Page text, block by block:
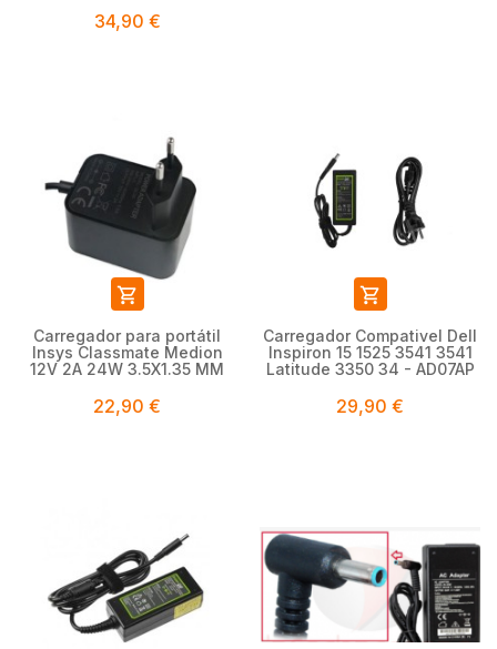
34,90 €

Carregador para portátil
Insys Classmate Medion
12V 2A 24W 3.5X1.35 MM
22,90 €

Carregador Compativel Dell
Inspiron 15 1525 3541 3541
Latitude 3350 34 - AD07AP
29,90 €